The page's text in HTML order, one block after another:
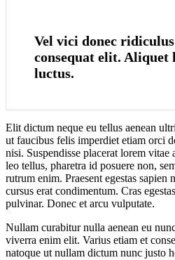
Vel vici donec
consequat elit. Aliquet
luctus.
Elit dictum neque eu tellus aenean
ut faucibus felis imperdiet etiam orci
nisi. Suspendisse placerat lorem
leo tellus, pharetra id posuere non,
rutrum enim. Praesent egestas sapien
cursus erat condimentum. Cras
pulvinar. Donec et arcu vulputate.
Nullam curabitur nulla aenean eu
viverra enim elit. Varius etiam et
natoque ut nullam dictum nunc justo